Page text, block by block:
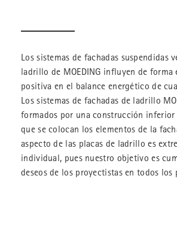
Los sistemas de fachadas suspendidas
ladrillo de MOEDING influyen de forma
positiva en el balance energético de
Los sistemas de fachadas de ladrillo
formados por una construcción
que se colocan los elementos de la
aspecto de las placas de ladrillo es
individual, pues nuestro objetivo es
deseos de los proyectistas en todos los